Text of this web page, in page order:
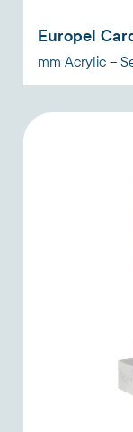
Europel
mm Acrylic –